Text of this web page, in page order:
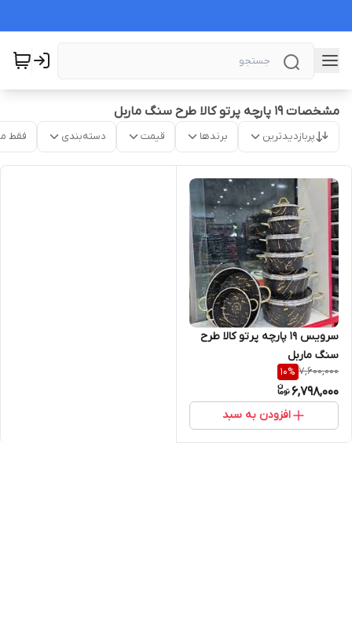
مشخصات ۱۹ پارچه پرتو کالا طرح سنگ ماربل
پربازدیدترین برندها قیمت دسته‌بندی فقط
سرویس ۱۹ پارچه پرتو کالا طرح
سنگ ماربل
7,600,000
10%
6,798,000
افزودن به سبد